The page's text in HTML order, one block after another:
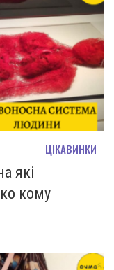
ЦІКАВИНКИ
які
кому